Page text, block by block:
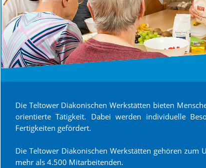
Die Teltower Diakonischen Werkstätten bieten
orientierte Tätigkeit. Dabei werden individuelle
Fertigkeiten gefördert.
Die Teltower Diakonischen Werkstätten gehören
mehr als 4.500 Mitarbeitenden.